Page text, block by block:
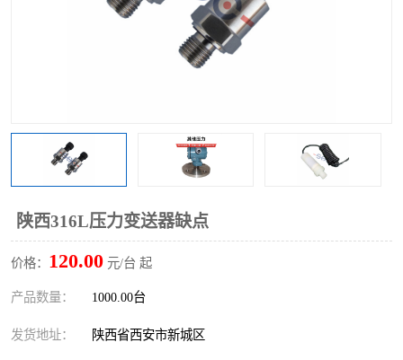
陕西316L压力变送器缺点
价格： 120.00 元/台 起
产品数量： 1000.00台
发货地址： 陕西省西安市新城区